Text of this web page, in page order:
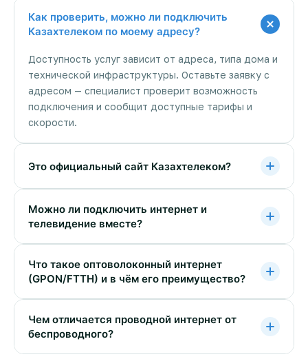
Как проверить, можно ли подключить
Казахтелеком по моему адресу?
Доступность услуг зависит от адреса, типа дома и
технической инфраструктуры. Оставьте заявку с
адресом — специалист проверит возможность
подключения и сообщит доступные тарифы и
скорости.
Это официальный сайт Казахтелеком?
Можно ли подключить интернет и
телевидение вместе?
Что такое оптоволоконный интернет
(GPON/FTTH) и в чём его преимущество?
Чем отличается проводной интернет от
беспроводного?